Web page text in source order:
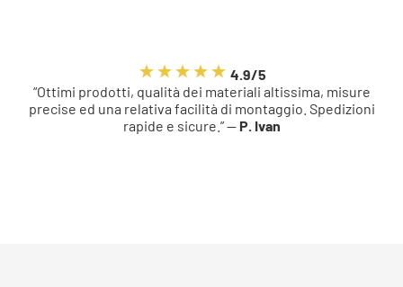
4.9/5
“Ottimi prodotti, qualità dei materiali altissima, misure
precise ed una relativa facilità di montaggio. Spedizioni
rapide e sicure.” — P. Ivan